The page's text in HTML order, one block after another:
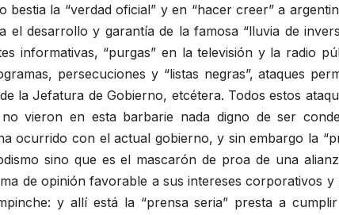
la “verdad oficial” y en “hacer creer” a
desarrollo y garantía de la famosa “lluvia de
informativas, “purgas” en la televisión y la radio
persecuciones y “listas negras”, ataques
la Jefatura de Gobierno, etcétera. Todos estos
no vieron en esta barbarie nada digno de ser
ocurrido con el actual gobierno, y sin embargo la
sino que es el mascarón de proa de una
de opinión favorable a sus intereses corporativos
y allí está la “prensa seria” presta a